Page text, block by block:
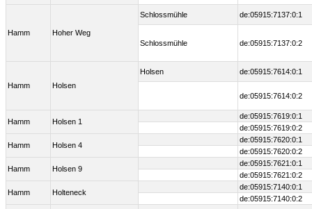
Hamm Hoher Weg
Schlossmühle de:05915:7137:0:1
Schlossmühle de:05915:7137:0:2
Hamm Holsen
Holsen de:05915:7614:0:1
de:05915:7614:0:2
Hamm Holsen 1
de:05915:7619:0:1
de:05915:7619:0:2
Hamm Holsen 4
de:05915:7620:0:1
de:05915:7620:0:2
Hamm Holsen 9
de:05915:7621:0:1
de:05915:7621:0:2
Hamm Holteneck
de:05915:7140:0:1
de:05915:7140:0:2